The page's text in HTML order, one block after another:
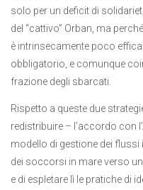
solo per un deficit di
del “cattivo” Orban, ma
è intrinsecamente poco
obbligatorio, e comunque
frazione degli sbarcati.
Rispetto a queste due
redistribuire – l’accordo con
modello di gestione dei flussi
dei soccorsi in mare verso un
e di espletare lì le pratiche di